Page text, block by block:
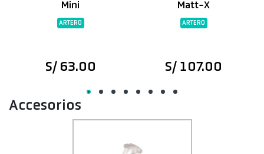
Mini
ARTERO
S/ 63.00
Matt-X
ARTERO
S/ 107.00
Accesorios